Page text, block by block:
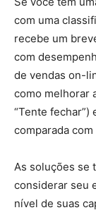
com uma
recebe um
com
de vendas on-
como melhorar
“Tente
comparada
As soluções se
considerar seu
nível de suas